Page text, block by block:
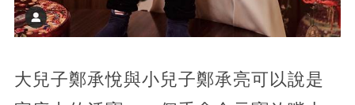
大兒子鄭承悅與小兒子鄭承亮可以說是